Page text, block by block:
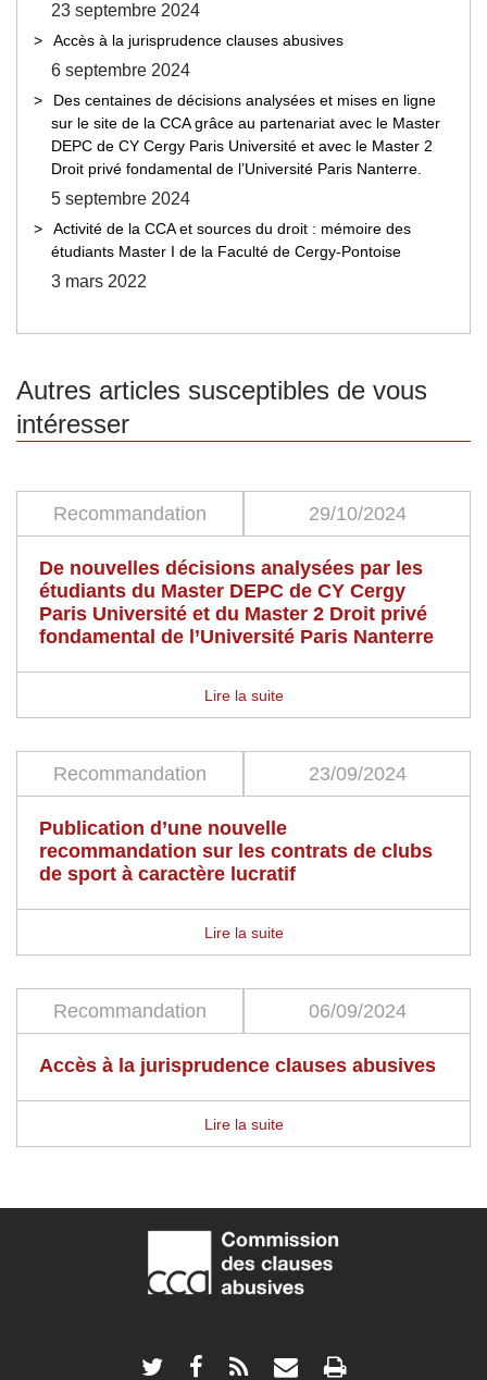
23 septembre 2024
Accès à la jurisprudence clauses abusives
6 septembre 2024
Des centaines de décisions analysées et mises en ligne
sur le site de la CCA grâce au partenariat avec le Master
DEPC de CY Cergy Paris Université et avec le Master 2
Droit privé fondamental de l’Université Paris Nanterre.
5 septembre 2024
Activité de la CCA et sources du droit : mémoire des
étudiants Master I de la Faculté de Cergy-Pontoise
3 mars 2022
Autres articles susceptibles de vous
intéresser
Recommandation 29/10/2024
De nouvelles décisions analysées par les
étudiants du Master DEPC de CY Cergy
Paris Université et du Master 2 Droit privé
fondamental de l’Université Paris Nanterre
Lire la suite
Recommandation 23/09/2024
Publication d’une nouvelle
recommandation sur les contrats de clubs
de sport à caractère lucratif
Lire la suite
Recommandation 06/09/2024
Accès à la jurisprudence clauses abusives
Lire la suite